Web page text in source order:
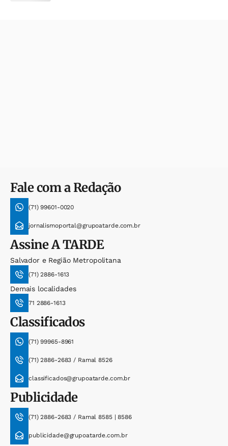
Fale com a Redação
(71) 99601-0020
jornalismoportal@grupoatarde.com.br
AssineA TARDE
Salvador e Região Metropolitana
(71) 2886-1613
Demais localidades
71 2886-1613
Classificados
(71) 99965-8961
(71) 2886-2683 / Ramal 8526
classificados@grupoatarde.com.br
Publicidade
(71) 2886-2683 / Ramal 8585 | 8586
publicidade@grupoatarde.com.br